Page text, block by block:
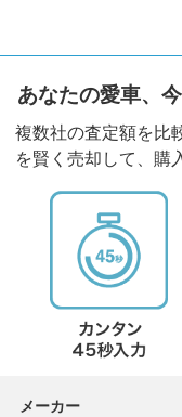
あなたの愛車、
複数社の査定額を比
を賢く売却して、購
メーカー